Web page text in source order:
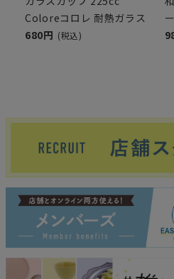
Coloreコロレ 耐熱ガラス
680円 (税込)